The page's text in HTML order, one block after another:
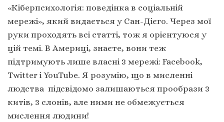
«Кіберпсихологія: поведінка в соціальній
мережі», який видається у Сан-Дієго. Через мої
руки проходять всі статті, тож я орієнтуюся у
цій темі. В Америці, знаєте, вони теж
підтримують лише власні 3 мережі: Facebook,
Тwitter і YouTube. Я розумію, що в мисленні
людства підсвідомо залишаються прообрази 3
китів, 3 слонів, але ними не обмежується
мислення людини!